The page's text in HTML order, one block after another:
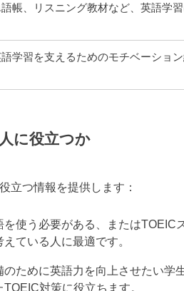
帳、リスニング教材など、英語学
学習を支えるためのモチベーショ
に役立つか
立つ情報を提供します：
を使う必要がある、またはTOEIC
ている人に最適です。
のために英語力を向上させたい学
対策に役立ちます。